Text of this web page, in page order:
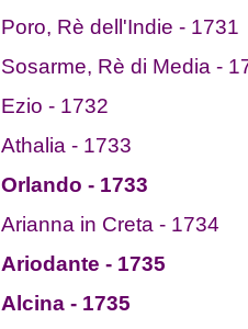
Poro, Rè dell'Indie - 1731
Sosarme, Rè di Media -
Ezio - 1732
Athalia - 1733
Orlando - 1733
Arianna in Creta - 1734
Ariodante - 1735
Alcina - 1735